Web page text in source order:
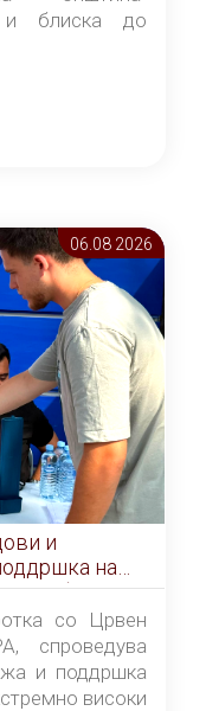
и блиска до
06.08 2026
и
на
бран
со Црвен
спроведува
и поддршка
високи